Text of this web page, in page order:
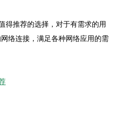
得推荐的选择，对于有需求的用
络连接，满足各种网络应用的需